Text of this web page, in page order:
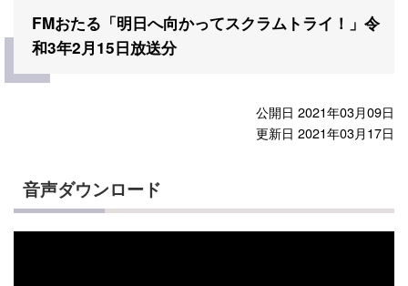
FMおたる「明日へ向かってスクラムトライ！」令
和3年2月15日放送分
公開日 2021年03月09日
更新日 2021年03月17日
音声ダウンロード